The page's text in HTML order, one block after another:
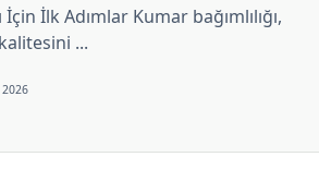
İçin İlk Adımlar Kumar bağımlılığı,
...